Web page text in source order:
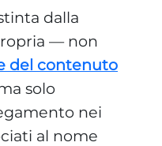
dalla
— non
del contenuto
solo
nei
al nome